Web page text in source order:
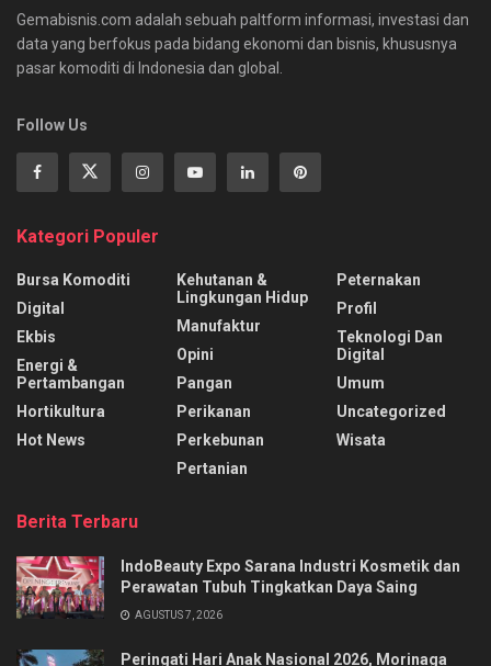
Gemabisnis.com adalah sebuah paltform informasi, investasi dan
data yang berfokus pada bidang ekonomi dan bisnis, khususnya
pasar komoditi di Indonesia dan global.
Follow Us
Kategori Populer
Bursa Komoditi
Digital
Ekbis
Energi &
Pertambangan
Hortikultura
Hot News
Kehutanan &
Lingkungan Hidup
Manufaktur
Opini
Pangan
Perikanan
Perkebunan
Pertanian
Peternakan
Profil
Teknologi Dan
Digital
Umum
Uncategorized
Wisata
Berita Terbaru
IndoBeauty Expo Sarana Industri Kosmetik dan
Perawatan Tubuh Tingkatkan Daya Saing
AGUSTUS 7, 2026
Peringati Hari Anak Nasional 2026, Morinaga